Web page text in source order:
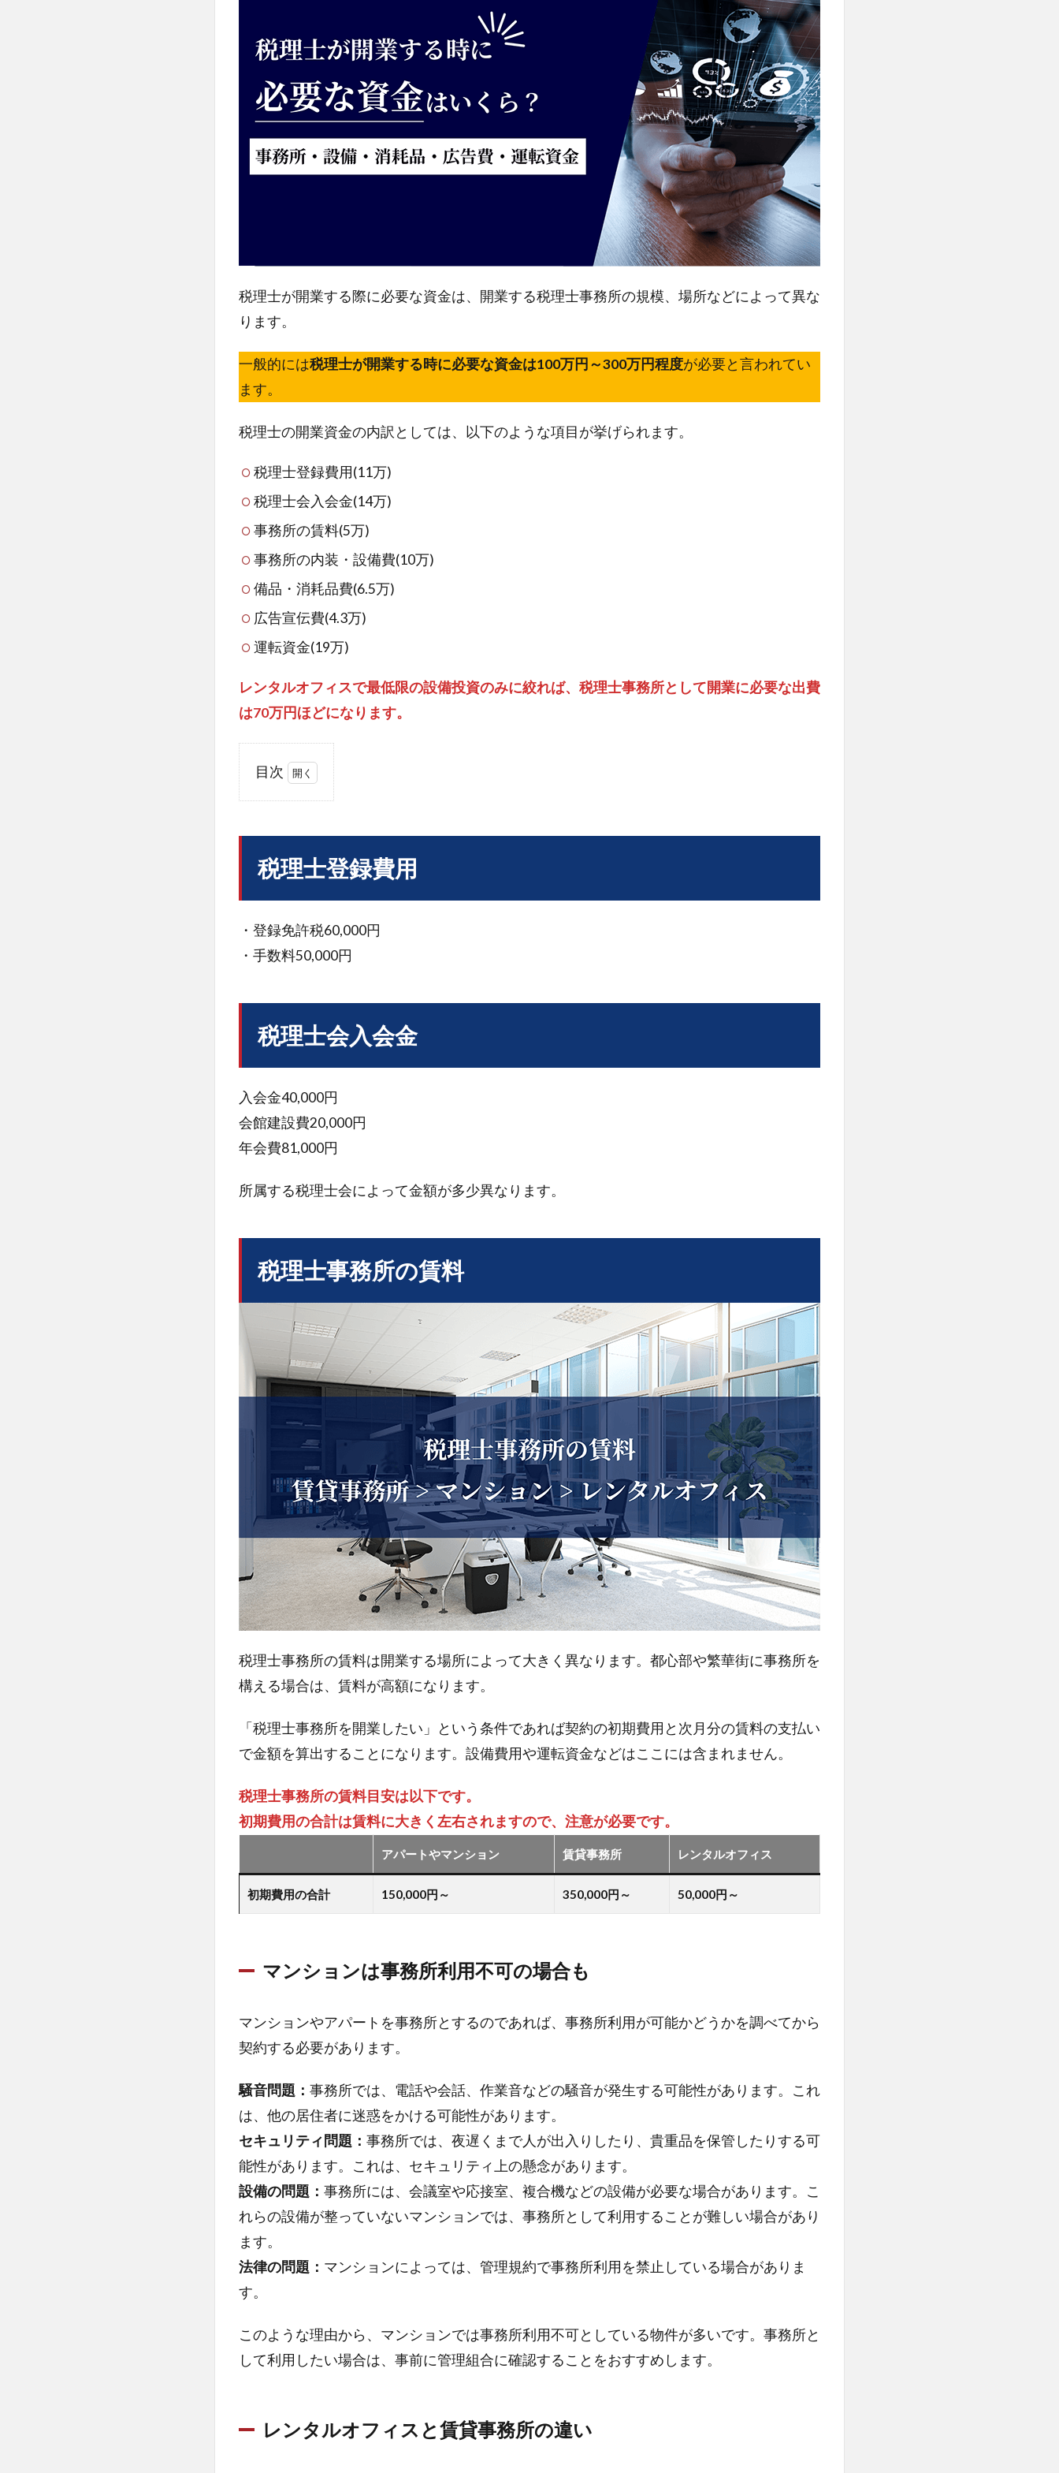
税理士が開業する際に必要な資金は、開業する税理士事務所の規模、場所などによって異な
ります。
一般的には税理士が開業する時に必要な資金は100万円～300万円程度が必要と言われてい
ます。
税理士の開業資金の内訳としては、以下のような項目が挙げられます。
税理士登録費用(11万)
税理士会入会金(14万)
事務所の賃料(5万)
事務所の内装・設備費(10万)
備品・消耗品費(6.5万)
広告宣伝費(4.3万)
運転資金(19万)
レンタルオフィスで最低限の設備投資のみに絞れば、税理士事務所として開業に必要な出費
は70万円ほどになります。
目次
理
登
用
2
会
入
会
3
税
理
事
の
賃
料
3.1
マン
ショ
ンは
事務
所利
用不
も
3.2
レン
タル
オフ
ィス
と賃
貸事
務所
い
3.3
開業
とい
択肢
もあ
る
税理
士事
務所
設備
コ
備
品・
消耗
品費
6
広
告
伝
費
転
資
金
自己
資金
税理士登録費用
・登録免許税60,000円
・手数料50,000円
税理士会入会金
入会金40,000円
会館建設費20,000円
年会費81,000円
所属する税理士会によって金額が多少異なります。
税理士事務所の賃料
税理士事務所の賃料は開業する場所によって大きく異なります。都心部や繁華街に事務所を
構える場合は、賃料が高額になります。
「税理士事務所を開業したい」という条件であれば契約の初期費用と次月分の賃料の支払い
で金額を算出することになります。設備費用や運転資金などはここには含まれません。
税理士事務所の賃料目安は以下です。
初期費用の合計は賃料に大きく左右されますので、注意が必要です。
アパートやマンション 賃貸事務所 レンタルオフィス
初期費用の合計 150,000円～ 350,000円～ 50,000円～
マンションは事務所利用不可の場合も
マンションやアパートを事務所とするのであれば、事務所利用が可能かどうかを調べてから
契約する必要があります。
騒音問題： 事務所では、電話や会話、作業音などの騒音が発生する可能性があります。これ
は、他の居住者に迷惑をかける可能性があります。
セキュリティ問題： 事務所では、夜遅くまで人が出入りしたり、貴重品を保管したりする可
能性があります。これは、セキュリティ上の懸念があります。
設備の問題： 事務所には、会議室や応接室、複合機などの設備が必要な場合があります。こ
れらの設備が整っていないマンションでは、事務所として利用することが難しい場合があり
ます。
法律の問題： マンションによっては、管理規約で事務所利用を禁止している場合がありま
す。
このような理由から、マンションでは事務所利用不可としている物件が多いです。事務所と
して利用したい場合は、事前に管理組合に確認することをおすすめします。
レンタルオフィスと賃貸事務所の違い